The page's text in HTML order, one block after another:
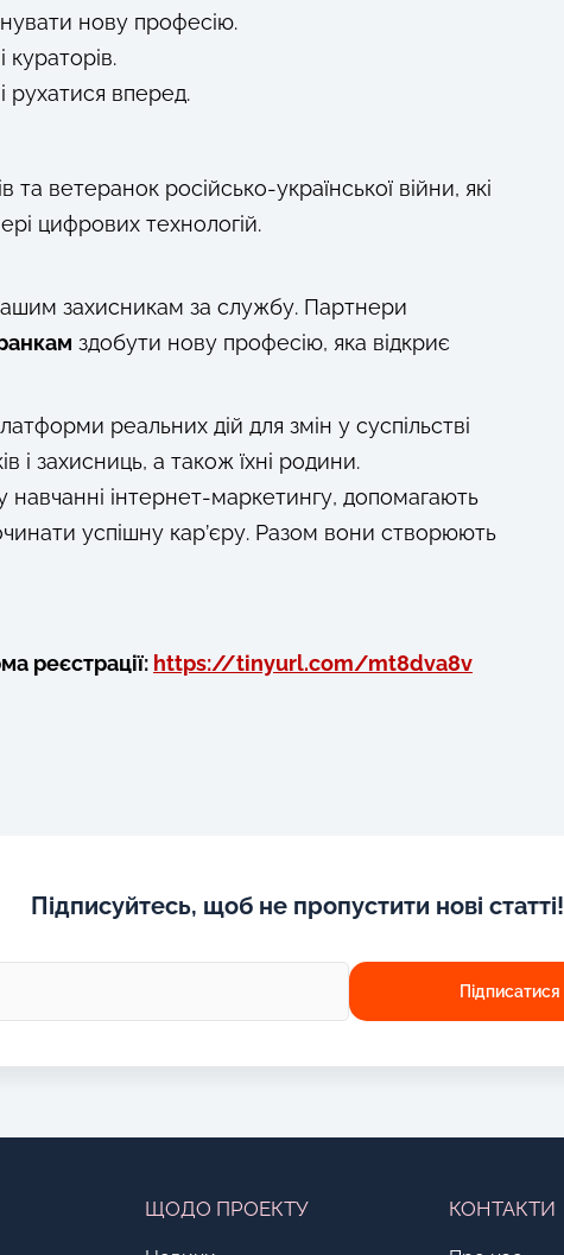
нову професію.
кураторів.
рухатися вперед.
та ветеранок російсько-української війни​,​ які
цифрових технологій.
захисникам за службу. Партнери
здобути нову професію, яка відкриє
реальних дій для змін у суспільстві
і захисниць, а також їхні родини.
навчанні інтернет-маркетингу, допомагають
успішну кар’єру. Разом вони створюють
реєстрації: https://tinyurl.com/mt8dva8v
Підписуйтесь, щоб не пропустити нові статті!
ЩОДО ПРОЕКТУ КОНТАКТИ